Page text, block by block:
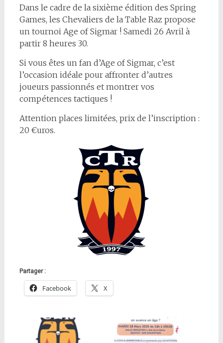
Dans le cadre de la sixième édition des Spring
Games, les Chevaliers de la Table Raz propose
un tournoi Age of Sigmar ! Samedi 26 Avril à
partir 8 heures 30.
Si vous êtes un fan d’Age of Sigmar, c’est
l’occasion idéale pour affronter d’autres
joueurs passionnés et montrer vos
compétences tactiques !
Attention places limitées, prix de l’inscription :
20 €uros.
Partager :
Facebook X